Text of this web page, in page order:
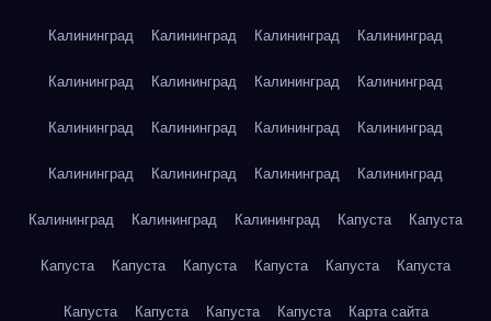
Калининград Калининград Калининград Калининград
Калининград Калининград Калининград Калининград
Калининград Калининград Калининград Калининград
Калининград Калининград Калининград Калининград
Калининград Калининград Калининград Капуста Капуста
Капуста Капуста Капуста Капуста Капуста Капуста
Капуста Капуста Капуста Капуста Карта сайта